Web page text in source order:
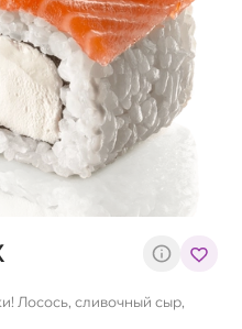
Лосось, сливочный сыр,